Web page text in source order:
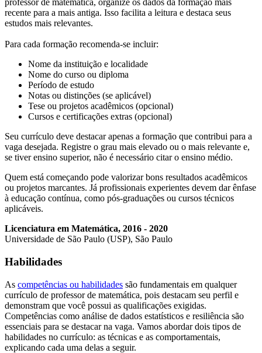
professor de matemática, organize os dados da formação mais
recente para a mais antiga. Isso facilita a leitura e destaca seus
estudos mais relevantes.
Para cada formação recomenda-se incluir:
Nome da instituição e localidade
Nome do curso ou diploma
Período de estudo
Notas ou distinções (se aplicável)
Tese ou projetos acadêmicos (opcional)
Cursos e certificações extras (opcional)
Seu currículo deve destacar apenas a formação que contribui para a
vaga desejada. Registre o grau mais elevado ou o mais relevante e,
se tiver ensino superior, não é necessário citar o ensino médio.
Quem está começando pode valorizar bons resultados acadêmicos
ou projetos marcantes. Já profissionais experientes devem dar ênfase
à educação contínua, como pós-graduações ou cursos técnicos
aplicáveis.
Licenciatura em Matemática, 2016 - 2020
Universidade de São Paulo (USP), São Paulo
Habilidades
As competências ou habilidades são fundamentais em qualquer
currículo de professor de matemática, pois destacam seu perfil e
demonstram que você possui as qualificações exigidas.
Competências como análise de dados estatísticos e resiliência são
essenciais para se destacar na vaga. Vamos abordar dois tipos de
habilidades no currículo: as técnicas e as comportamentais,
explicando cada uma delas a seguir.